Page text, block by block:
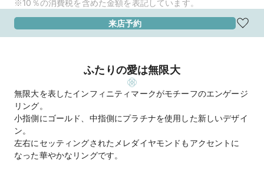
※10％の消費税を含めた金額を表記しています。
来店予約
ふたりの愛は無限大
無限大を表したインフィニティマークがモチーフのエンゲージ
リング。
小指側にゴールド、中指側にプラチナを使用した新しいデザイ
ン。
左右にセッティングされたメレダイヤモンドもアクセントに
なった華やかなリングです。